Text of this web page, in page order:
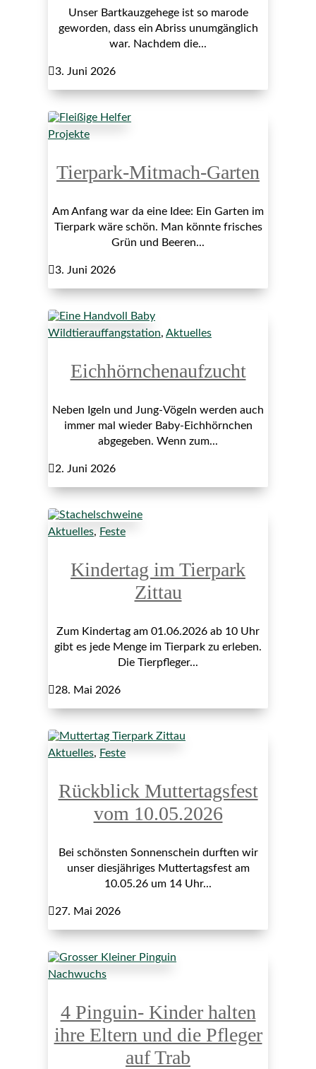
Unser Bartkauzgehege ist so marode
geworden, dass ein Abriss unumgänglich
war. Nachdem die...
3. Juni 2026
Projekte
Tierpark-Mitmach-Garten
Am Anfang war da eine Idee: Ein Garten im
Tierpark wäre schön. Man könnte frisches
Grün und Beeren...
3. Juni 2026
Wildtierauffangstation, Aktuelles
Eichhörnchenaufzucht
Neben Igeln und Jung-Vögeln werden auch
immer mal wieder Baby-Eichhörnchen
abgegeben. Wenn zum...
2. Juni 2026
Aktuelles, Feste
Kindertag im Tierpark
Zittau
Zum Kindertag am 01.06.2026 ab 10 Uhr
gibt es jede Menge im Tierpark zu erleben.
Die Tierpfleger...
28. Mai 2026
Aktuelles, Feste
Rückblick Muttertagsfest
vom 10.05.2026
Bei schönsten Sonnenschein durften wir
unser diesjähriges Muttertagsfest am
10.05.26 um 14 Uhr...
27. Mai 2026
Nachwuchs
4 Pinguin- Kinder halten
ihre Eltern und die Pfleger
auf Trab